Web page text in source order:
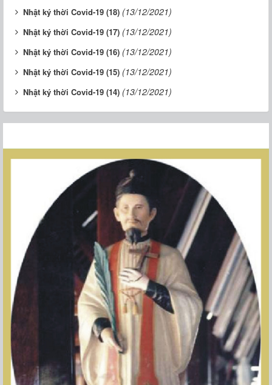
Nhật ký thời Covid-19 (18) (13/12/2021)
Nhật ký thời Covid-19 (17) (13/12/2021)
Nhật ký thời Covid-19 (16) (13/12/2021)
Nhật ký thời Covid-19 (15) (13/12/2021)
Nhật ký thời Covid-19 (14) (13/12/2021)